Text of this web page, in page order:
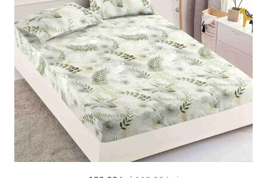
Cearceaf cu elastic
Cearceaf normal
Lenjerii De Pat Creponate
Lenjerii De Pat Bumbac Poplin 2
Persoane
Lenjerii De Pat Bumbac Poplin,
Matlasate, 2 Persoane
Lenjerii De Pat Bumbac Satinat 2
Persoane
Lenjerii De Pat Volanase
Lenjerii De Pat, Finet Premium 3D,